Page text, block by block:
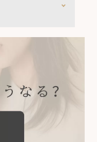
門外来に
鑽を積み、
内歯科医院